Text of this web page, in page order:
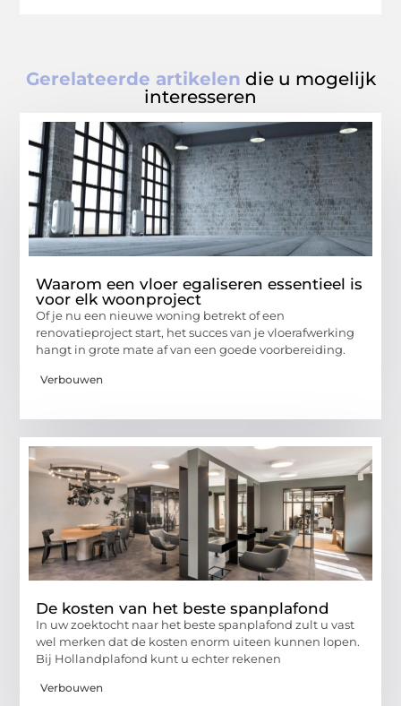
Gerelateerde artikelen die u mogelijk
interesseren
Waarom een vloer egaliseren essentieel is
voor elk woonproject
Of je nu een nieuwe woning betrekt of een
renovatieproject start, het succes van je vloerafwerking
hangt in grote mate af van een goede voorbereiding.
Verbouwen
De kosten van het beste spanplafond
In uw zoektocht naar het beste spanplafond zult u vast
wel merken dat de kosten enorm uiteen kunnen lopen.
Bij Hollandplafond kunt u echter rekenen
Verbouwen